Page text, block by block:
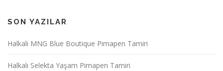
SON YAZILAR
Halkalı MNG Blue Boutique Pimapen Tamiri
Halkalı Selekta Yaşam Pimapen Tamiri